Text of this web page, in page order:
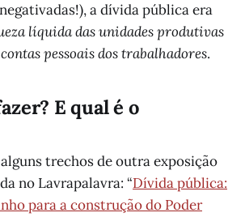
a dívida pública era
líquida das unidades produtivas
pessoais dos trabalhadores.
E qual é o
trechos de outra exposição
no Lavrapalavra: “Dívida pública:
para a construção do Poder